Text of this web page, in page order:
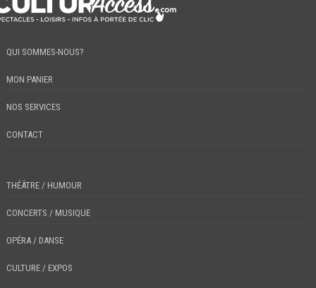
QUI SOMMES-NOUS?
MON PANIER
NOS SERVICES
CONTACT
THÉÂTRE / HUMOUR
CONCERTS / MUSIQUE
OPÉRA / DANSE
CULTURE / EXPOS